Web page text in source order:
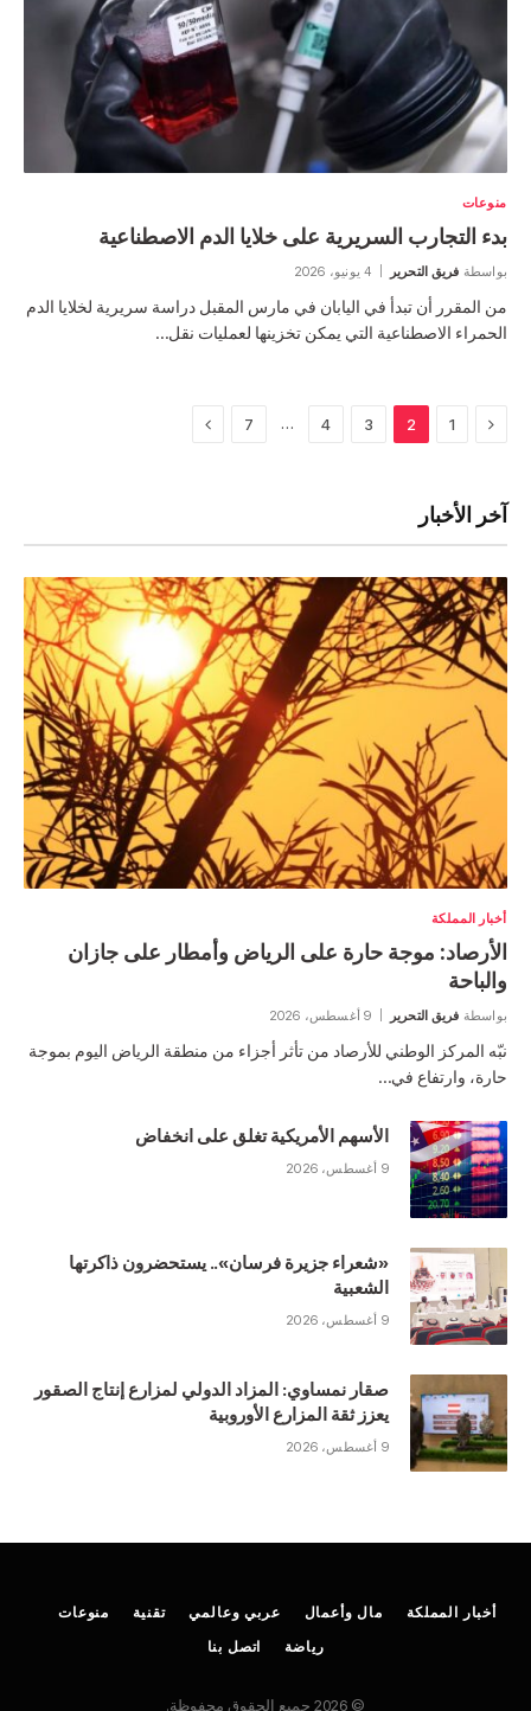
منوعات
بدء التجارب السريرية على خلايا الدم الاصطناعية
بواسطة فريق التحرير 4 يونيو، 2026
من المقرر أن تبدأ في اليابان في مارس المقبل دراسة سريرية لخلايا الدم
الحمراء الاصطناعية التي يمكن تخزينها لعمليات نقل…
السابق
1
2
3
4
…
7 التالي
آخر الأخبار
أخبار المملكة
الأرصاد: موجة حارة على الرياض وأمطار على جازان
والباحة
بواسطة فريق التحرير 9 أغسطس، 2026
نبّه المركز الوطني للأرصاد من تأثر أجزاء من منطقة الرياض اليوم بموجة
حارة، وارتفاع في…
الأسهم الأمريكية تغلق على انخفاض
9 أغسطس، 2026
«شعراء جزيرة فرسان».. يستحضرون ذاكرتها
الشعبية
9 أغسطس، 2026
صقار نمساوي: المزاد الدولي لمزارع إنتاج الصقور
يعزز ثقة المزارع الأوروبية
9 أغسطس، 2026
أخبار المملكة مال وأعمال عربي وعالمي تقنية
منوعات
رياضة
اتصل بنا
© 2026 جميع الحقوق محفوظة.